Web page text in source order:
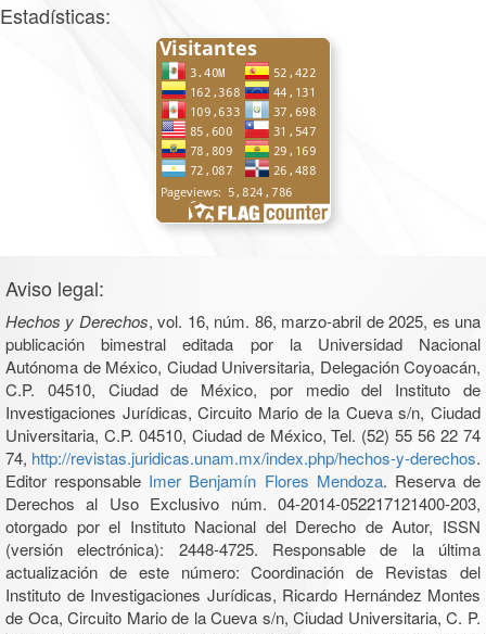
Estadísticas:
Aviso legal:
Hechos y Derechos, vol. 16, núm. 86, marzo-abril de 2025, es una
publicación bimestral editada por la Universidad Nacional
Autónoma de México, Ciudad Universitaria, Delegación Coyoacán,
C.P. 04510, Ciudad de México, por medio del Instituto de
Investigaciones Jurídicas, Circuito Mario de la Cueva s/n, Ciudad
Universitaria, C.P. 04510, Ciudad de México, Tel. (52) 55 56 22 74
74, http://revistas.juridicas.unam.mx/index.php/hechos-y-derechos.
Editor responsable Imer Benjamín Flores Mendoza. Reserva de
Derechos al Uso Exclusivo núm. 04-2014-052217121400-203,
otorgado por el Instituto Nacional del Derecho de Autor, ISSN
(versión electrónica): 2448-4725. Responsable de la última
actualización de este número: Coordinación de Revistas del
Instituto de Investigaciones Jurídicas, Ricardo Hernández Montes
de Oca, Circuito Mario de la Cueva s/n, Ciudad Universitaria, C. P.